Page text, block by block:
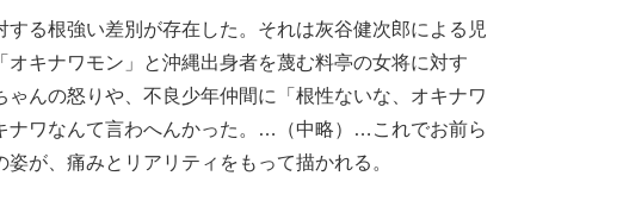
る根強い差別が存在した。それは灰谷健次郎による児
キナワモン」と沖縄出身者を蔑む料亭の女将に対す
んの怒りや、不良少年仲間に「根性ないな、オキナワ
ナワなんて言わへんかった。…（中略）…これでお前ら
が、痛みとリアリティをもって描かれる。